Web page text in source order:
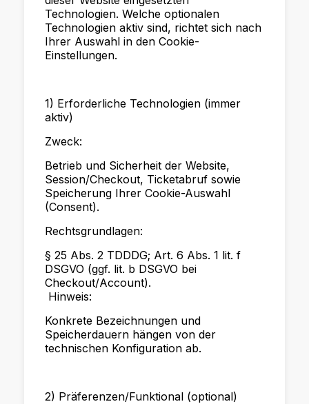
Technologien. Welche optionalen
Technologien aktiv sind, richtet sich nach
Ihrer Auswahl in den Cookie-
Einstellungen.
1) Erforderliche Technologien (immer
aktiv)
Zweck:
Betrieb und Sicherheit der Website,
Session/Checkout, Ticketabruf sowie
Speicherung Ihrer Cookie-Auswahl
(Consent).
Rechtsgrundlagen:
§ 25 Abs. 2 TDDDG; Art. 6 Abs. 1 lit. f
DSGVO (ggf. lit. b DSGVO bei
Checkout/Account).
Hinweis:
Konkrete Bezeichnungen und
Speicherdauern hängen von der
technischen Konfiguration ab.
2) Präferenzen/Funktional (optional)